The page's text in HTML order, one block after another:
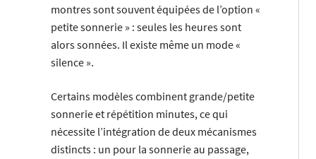
montres sont souvent équipées de l’option «
petite sonnerie » : seules les heures sont
alors sonnées. Il existe même un mode «
silence ».
Certains modèles combinent grande/petite
sonnerie et répétition minutes, ce qui
nécessite l’intégration de deux mécanismes
distincts : un pour la sonnerie au passage,